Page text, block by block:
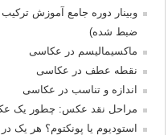
وبینار دوره جامع آموزش
ضبط شده)
ماکسیمالیسم در عکاسی
نقطه عطف در عکاسی
اندازه و تناسب در عکاسی
مراحل نقد عکس: چطور یک
استودیوم یا پونکتوم؟ هر